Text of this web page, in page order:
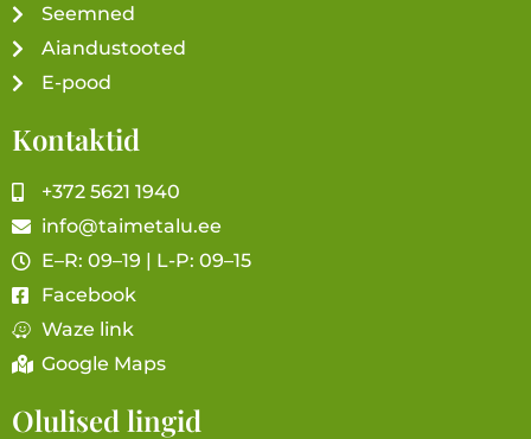
Seemned
Aiandustooted
E-pood
Kontaktid
+372 5621 1940
info@taimetalu.ee
E–R: 09–19 | L-P: 09–15
Facebook
Waze link
Google Maps
Olulised lingid